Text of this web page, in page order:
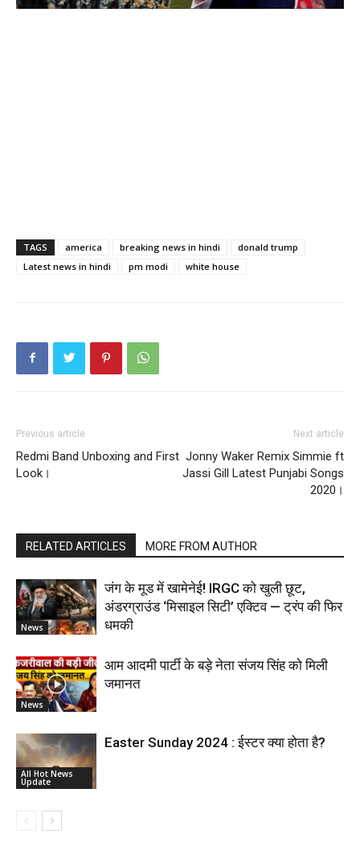
TAGS america breaking news in hindi
donald trump
Latest news in hindi
pm modi white house
Previous article
Redmi Band Unboxing and First
Look।
Next article
Jonny Waker Remix Simmie ft
Jassi Gill Latest Punjabi Songs
2020।
RELATED ARTICLES MORE FROM AUTHOR
News
जंग के मूड में खामेनेई! IRGC को खुली छूट,
अंडरग्राउंड ‘मिसाइल सिटी’ एक्टिव — ट्रंप की फिर
धमकी
News
आम आदमी पार्टी के बड़े नेता संजय सिंह को मिली
जमानत
All Hot News
Update
Easter Sunday 2024 : ईस्टर क्या होता है?